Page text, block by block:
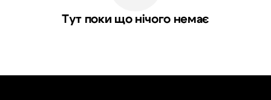
Тут поки що нічого немає